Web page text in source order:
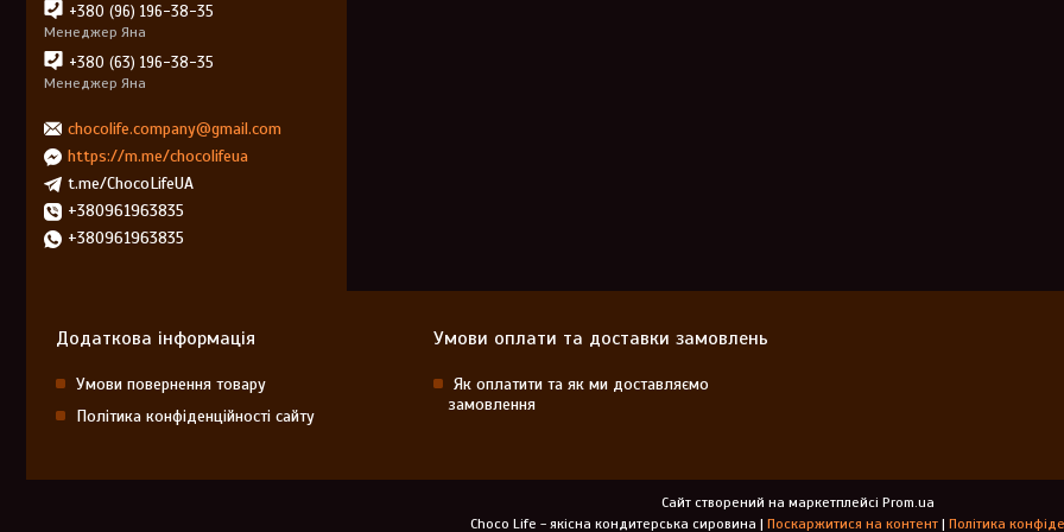
+380 (96) 196-38-35
Менеджер Яна
+380 (63) 196-38-35
Менеджер Яна
chocolife.company@gmail.com
https://m.me/chocolifeua
t.me/ChocoLifeUA
+380961963835
+380961963835
Додаткова інформація
Умови повернення товару
Політика конфіденційності сайту
Умови оплати та доставки замовлень
Як оплатити та як ми доставляємо
замовлення
Сайт створений на маркетплейсі Prom.ua
Choco Life - якісна кондитерська сировина | Поскаржитися на контент | Політика